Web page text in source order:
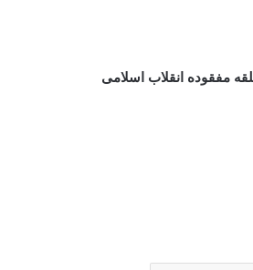
مفقوده انقلاب اسلامی